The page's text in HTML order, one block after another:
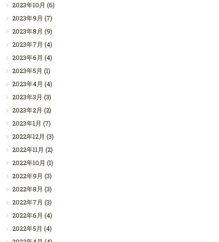
2023年10月 (6)
2023年9月 (7)
2023年8月 (9)
2023年7月 (4)
2023年6月 (4)
2023年5月 (1)
2023年4月 (4)
2023年3月 (3)
2023年2月 (2)
2023年1月 (7)
2022年12月 (3)
2022年11月 (2)
2022年10月 (1)
2022年9月 (3)
2022年8月 (3)
2022年7月 (3)
2022年6月 (4)
2022年5月 (4)